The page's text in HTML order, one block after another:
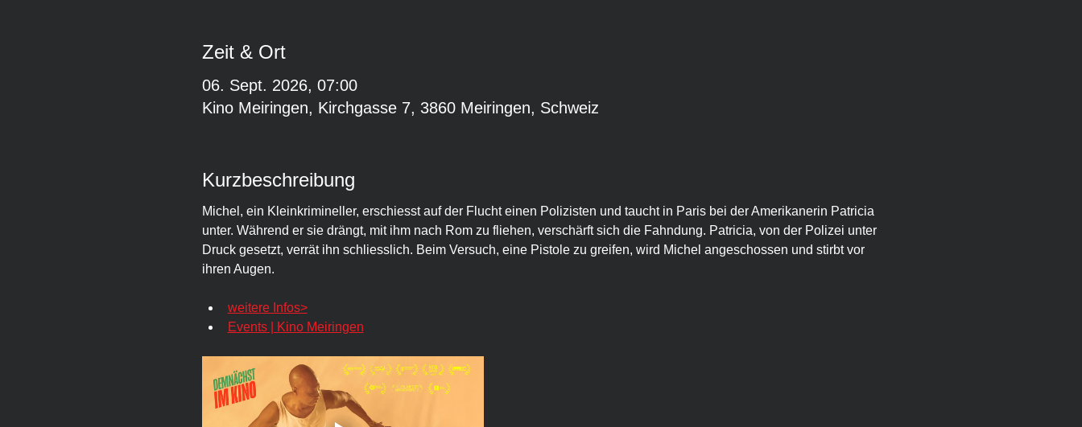
Zeit & Ort
06. Sept. 2026, 07:00
Kino Meiringen, Kirchgasse 7, 3860 Meiringen, Schweiz
Kurzbeschreibung
Michel, ein Kleinkrimineller, erschiesst auf der Flucht einen Polizisten und taucht in Paris bei der Amerikanerin Patricia
unter. Während er sie drängt, mit ihm nach Rom zu fliehen, verschärft sich die Fahndung. Patricia, von der Polizei unter
Druck gesetzt, verrät ihn schliesslich. Beim Versuch, eine Pistole zu greifen, wird Michel angeschossen und stirbt vor
ihren Augen.
weitere Infos>
Events | Kino Meiringen